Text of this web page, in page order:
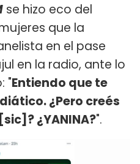
se hizo eco del
que la
en el pase
en la radio, ante lo
"Entiendo que te
¿Pero creés
¿YANINA?".